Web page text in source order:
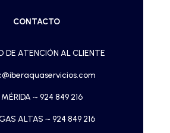
CONTACTO
DE ATENCIÓN AL CLIENTE
~ 924 849 216
ALTAS ~ 924 849 216